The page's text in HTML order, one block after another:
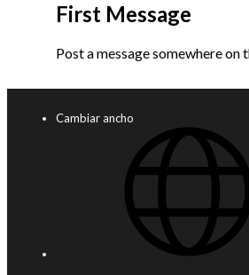
First Message
Post a message somewhere on
Cambiar ancho